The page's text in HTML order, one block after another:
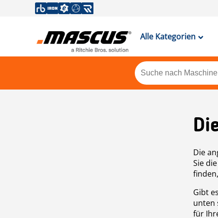
Alle Kategorien
Die
Sie
Gibt
unten
für